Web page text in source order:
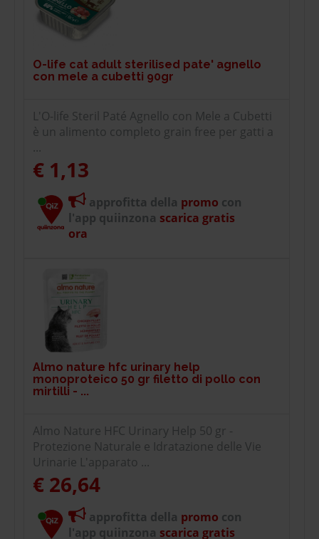
O-life cat adult sterilised pate' agnello
con mele a cubetti 90gr
L'O-life Steril Paté Agnello con Mele a Cubetti
è un alimento completo grain free per gatti a
...
€ 1,13
approfitta della promo con
l'app quiinzona scarica gratis
ora
Almo nature hfc urinary help
monoproteico 50 gr filetto di pollo con
mirtilli - ...
Almo Nature HFC Urinary Help 50 gr -
Protezione Naturale e Idratazione delle Vie
Urinarie L'apparato ...
€ 26,64
approfitta della promo con
l'app quiinzona scarica gratis